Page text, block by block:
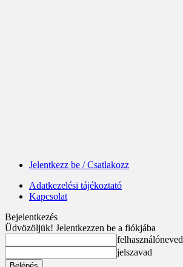
Jelentkezz be / Csatlakozz
Adatkezelési tájékoztató
Kapcsolat
Bejelentkezés
Üdvözöljük! Jelentkezzen be a fiókjába
felhasználóneved
jelszavad